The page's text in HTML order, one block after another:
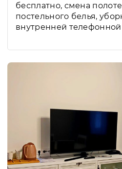
бесплатно, смена
постельного белья,
внутренней телефонной